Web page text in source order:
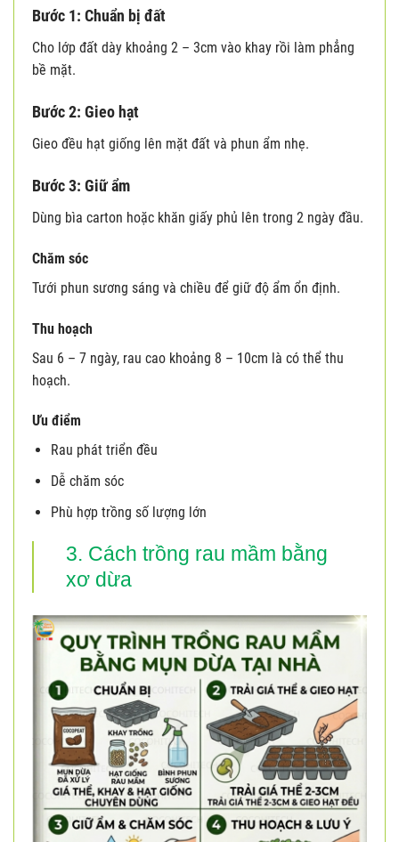
Bước 1: Chuẩn bị đất
Cho lớp đất dày khoảng 2 – 3cm vào khay rồi làm phẳng
bề mặt.
Bước 2: Gieo hạt
Gieo đều hạt giống lên mặt đất và phun ẩm nhẹ.
Bước 3: Giữ ẩm
Dùng bìa carton hoặc khăn giấy phủ lên trong 2 ngày đầu.
Chăm sóc
Tưới phun sương sáng và chiều để giữ độ ẩm ổn định.
Thu hoạch
Sau 6 – 7 ngày, rau cao khoảng 8 – 10cm là có thể thu
hoạch.
Ưu điểm
Rau phát triển đều
Dễ chăm sóc
Phù hợp trồng số lượng lớn
3. Cách trồng rau mầm bằng
xơ dừa